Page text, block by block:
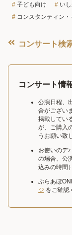
子ども向け
い
コンスタンティン
コンサート検
コンサート情
公演日程、
合がござい
掲載してい
が、ご購入
うお願い致
お使いのデ
の場合、公
込みの時間
ぶらあぼ
ジ をご確認